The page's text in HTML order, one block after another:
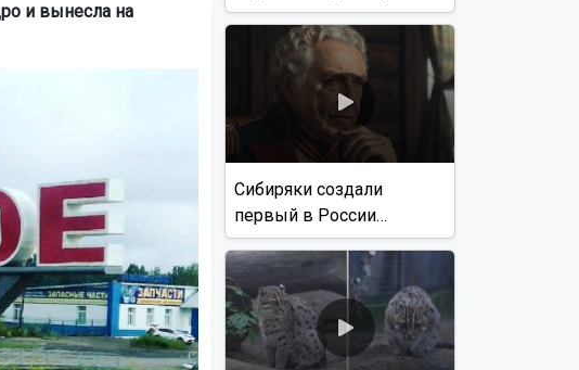
и вынесла на
Сибиряки создали
первый в России
документальный фильм
с использованием ИИ